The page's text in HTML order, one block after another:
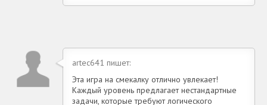
artec641 пишет:
Эта игра на смекалку отлично увлекает!
Каждый уровень предлагает нестандартные
задачи, которые требуют логического